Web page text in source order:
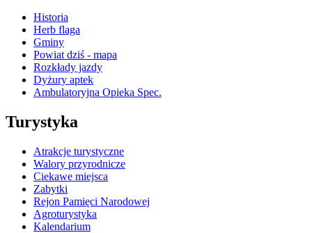
Historia
Herb flaga
Gminy
Powiat dziś - mapa
Rozkłady jazdy
Dyżury aptek
Ambulatoryjna Opieka Spec.
Turystyka
Atrakcje turystyczne
Walory przyrodnicze
Ciekawe miejsca
Zabytki
Rejon Pamięci Narodowej
Agroturystyka
Kalendarium